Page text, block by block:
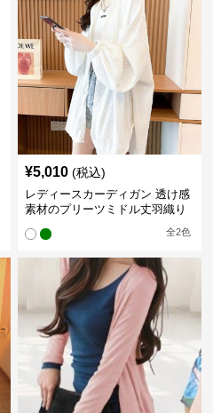
¥5,010 (税込)
レディースカーディガン 透け感
素材のプリーツミドル丈羽織り
全2色